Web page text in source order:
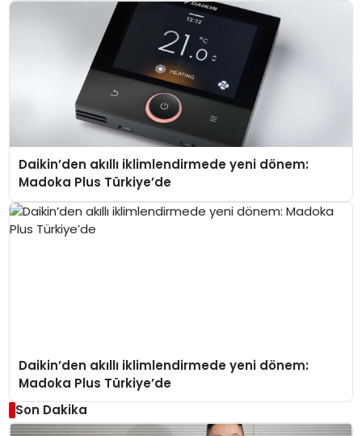
Daikin’den akıllı iklimlendirmede yeni dönem:
Madoka Plus Türkiye’de
Daikin’den akıllı iklimlendirmede yeni dönem:
Madoka Plus Türkiye’de
Son Dakika